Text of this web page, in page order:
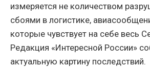
измеряется не количеством
сбоями в логистике,
которые чувствует на себе весь
Редакция «Интересной России»
актуальную картину последствий.